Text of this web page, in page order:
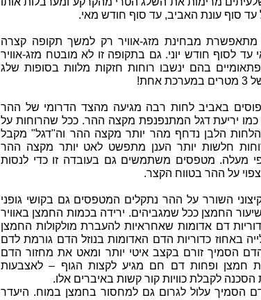
עד סוף עונת האביב, עד סוף חודש מאי.
מתאפשרת מבחינת מזג-אוויר רק למשך תקופה קצרה
לסוף חודש יוני. גם בתקופה זו לא מובטח מזג-אוויר
פתאומיים בהם ינשבו רוחות חזקות מלוות בסופות שלג
באביב לחות רבה מגיעה מהצד הדרומי של ההר
כמו יריעת דגל המתנפנפת מקצה ההר. ככל שהרוחות על
הלחות הלבן נדחף מהר יותר מקצה ההר וה"דגל" מקבל
חלשות יותר הענן מתפשט לאט יותר מקצה ההר
מעלה. מטפסים משתמשים גם בעובדה זו כדי לנסות
על ההר בטווח הקצר.
השורר על ההר נתקלים המטפסים גם בקושי גופני
החמצן ככל שמגביהים. ירידה בכמות החמצן באוויר
דם אדומות שאחראיות להעברת מולקולות החמצן
באחוז כדוריות הדם האדומות בנוזל הדם גורמת לדם
הסמיך זורם בקצב איטי יותר ומאט את מחזור הדם
חמצן ופחות דם חם מגיע לקצות הגוף – לאצבעות
הסכנה לקבלת כוויות קור קשות באיברים אלו.
הסמיך עלול לגרום גם למחסור בחמצן במוח. היעדר